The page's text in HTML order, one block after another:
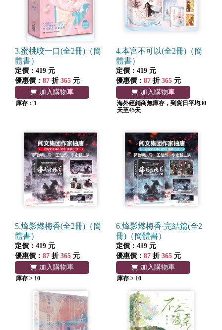
3.蜜桃咬一口(全2冊)（簡
體書）
定價：419 元
優惠價： 87 折 365 元
加入購物車
庫存：1
4.本宮不可以(全2冊)（簡
體書）
定價：419 元
優惠價： 87 折 365 元
加入購物車
海外經銷商無庫存，到貨日平均30
天至45天
5.烽影燃梅香(全2冊)（簡
體書）
定價：419 元
優惠價： 87 折 365 元
加入購物車
庫存 > 10
6.烽影燃梅香·完結篇(全2
冊)（簡體書）
定價：419 元
優惠價： 87 折 365 元
加入購物車
庫存 > 10